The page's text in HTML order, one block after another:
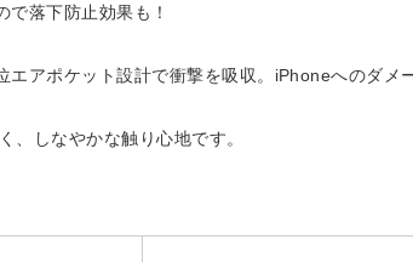
落下防止効果も！
アポケット設計で衝撃を吸収。iPhoneへのダメ
しなやかな触り心地です。